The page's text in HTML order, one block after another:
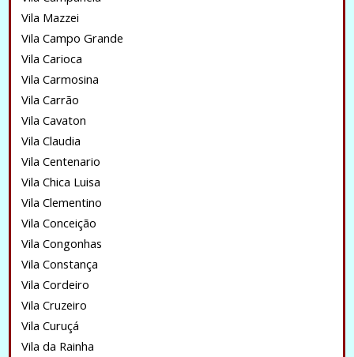
Vila Mazzei
Vila Campo Grande
Vila Carioca
Vila Carmosina
Vila Carrão
Vila Cavaton
Vila Claudia
Vila Centenario
Vila Chica Luisa
Vila Clementino
Vila Conceição
Vila Congonhas
Vila Constança
Vila Cordeiro
Vila Cruzeiro
Vila Curuçá
Vila da Rainha